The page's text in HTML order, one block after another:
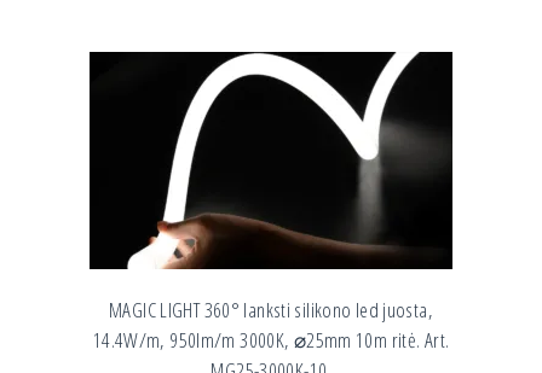
MAGIC LIGHT 360° lanksti silikono led juosta,
14.4W/m, 950lm/m 3000K, ⌀25mm 10m ritė. Art.